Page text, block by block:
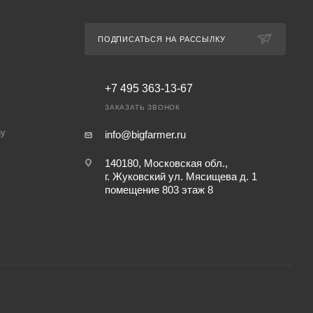
ПОДПИСАТЬСЯ НА РАССЫЛКУ
+7 495 363-13-67
ЗАКАЗАТЬ ЗВОНОК
info@bigfarmer.ru
140180, Московская обл.,
г. Жуковский ул. Мясищева д. 1
помещение 803 этаж 8